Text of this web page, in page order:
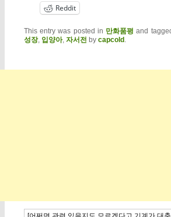
Reddit
This entry was posted in 만화품평 and
성장, 입양아, 자서전 by capcold .